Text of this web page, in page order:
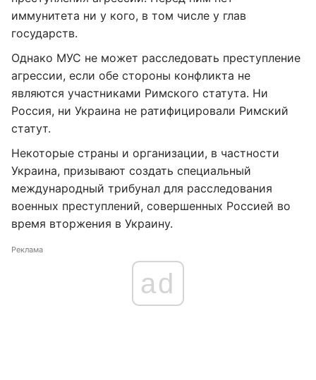
иммунитета ни у кого, в том числе у глав
государств.
Однако МУС не может расследовать преступление
агрессии, если обе стороны конфликта не
являются участниками Римского статута. Ни
Россия, ни Украина не ратифицировали Римский
статут.
Некоторые страны и организации, в частности
Украина, призывают создать специальный
международный трибунал для расследования
военных преступлений, совершенных Россией во
время вторжения в Украину.
Реклама
ad